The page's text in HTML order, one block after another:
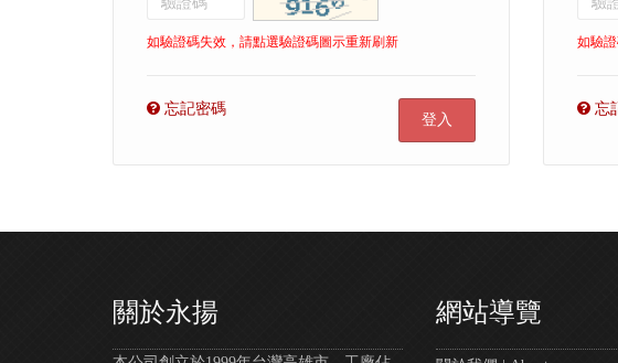
如驗證碼失效，請點選驗證碼圖示重新刷新
忘記密碼
登入
如驗
忘
關於永揚 網站導覽